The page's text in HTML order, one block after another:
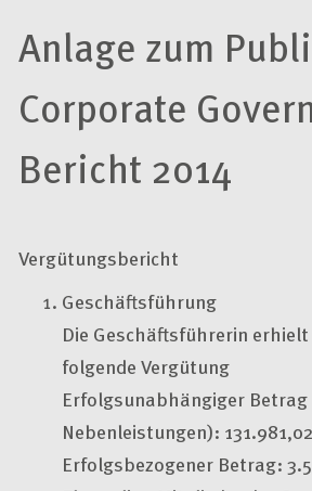
Anlage zum
Corporate
Bericht 2014
Vergütungsbericht
Geschäftsführung
Die Geschäftsführerin
folgende Vergütung
Erfolgsunabhängiger
Nebenleistungen):
Erfolgsbezogener Betrag: